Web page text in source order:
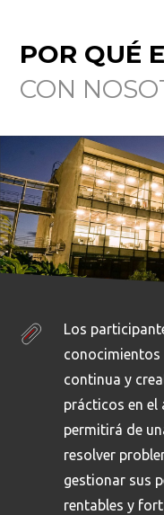
POR QUÉ
CON
Los
conocimientos
continua y
prácticos en el
permitirá de
resolver
gestionar sus
rentables y